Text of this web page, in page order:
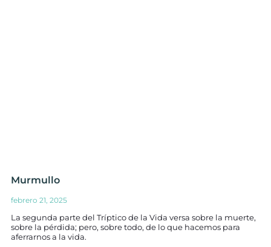
Murmullo
febrero 21, 2025
La segunda parte del Tríptico de la Vida versa sobre la muerte,
sobre la pérdida; pero, sobre todo, de lo que hacemos para
aferrarnos a la vida.